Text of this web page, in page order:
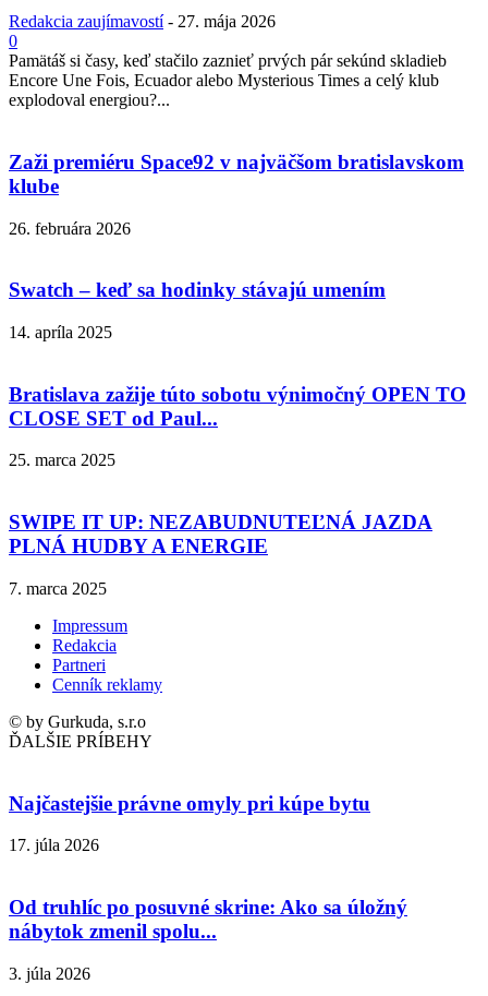
Redakcia zaujímavostí - 27. mája 2026
0
Pamätáš si časy, keď stačilo zaznieť prvých pár sekúnd skladieb
Encore Une Fois, Ecuador alebo Mysterious Times a celý klub
explodoval energiou?...
Zaži premiéru Space92 v najväčšom bratislavskom
klube
26. februára 2026
Swatch – keď sa hodinky stávajú umením
14. apríla 2025
Bratislava zažije túto sobotu výnimočný OPEN TO
CLOSE SET od Paul...
25. marca 2025
SWIPE IT UP: NEZABUDNUTEĽNÁ JAZDA
PLNÁ HUDBY A ENERGIE
7. marca 2025
Impressum
Redakcia
Partneri
Cenník reklamy
© by Gurkuda, s.r.o
ĎALŠIE PRÍBEHY
Najčastejšie právne omyly pri kúpe bytu
17. júla 2026
Od truhlíc po posuvné skrine: Ako sa úložný
nábytok zmenil spolu...
3. júla 2026